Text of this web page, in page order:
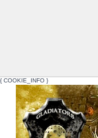
{ COOKIE_INFO }